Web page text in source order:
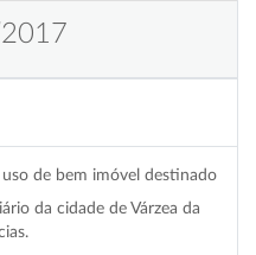
de bem imóvel destinado
da cidade de Várzea da